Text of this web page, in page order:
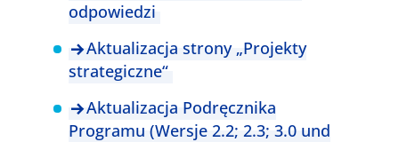
odpowiedzi
Aktualizacja strony „Projekty
strategiczne“
Aktualizacja Podręcznika
Programu (Wersje 2.2; 2.3; 3.0 und